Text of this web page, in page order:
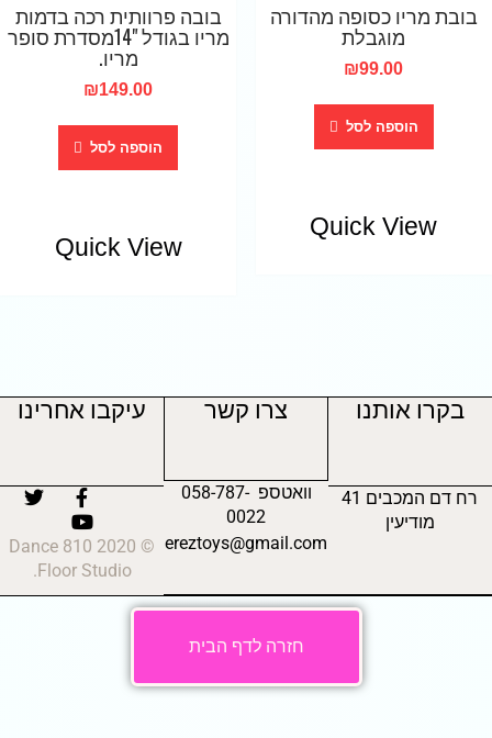
בובת מריו כסופה מהדורה
מוגבלת
₪99.00
הוספה לסל
Quick View
בובה פרוותית רכה בדמות
מריו בגודל "14מסדרת סופר
מריו.
₪149.00
הוספה לסל
Quick View
בקרו אותנו
רח דם המכבים 41
מודיעין
צרו קשר
וואטספ 058-787-
0022
ereztoys@gmail.com
עיקבו אחרינו
© 2020 810 Dance
Floor Studio.
חזרה לדף הבית